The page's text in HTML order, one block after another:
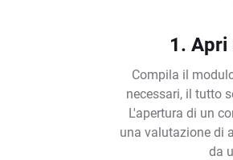
1. Apri
Compila il
necessari, il tutto
L'apertura di un
una valutazione di
da